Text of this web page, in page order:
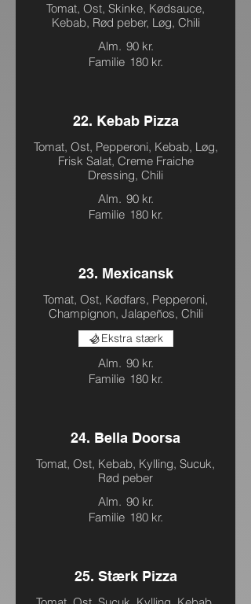
Tomat, Ost, Skinke, Kødsauce,
Kebab, Rød peber, Løg, Chili
Alm. 90 kr.
Familie 180 kr.
22. Kebab Pizza
Tomat, Ost, Pepperoni, Kebab, Løg,
Frisk Salat, Creme Fraiche
Dressing, Chili
Alm. 90 kr.
Familie 180 kr.
23. Mexicansk
Tomat, Ost, Kødfars, Pepperoni,
Champignon, Jalapeños, Chili
Alm. 90 kr.
Familie 180 kr.
Ekstra stærk
24. Bella Doorsa
Tomat, Ost, Kebab, Kylling, Sucuk,
Rød peber
Alm. 90 kr.
Familie 180 kr.
25. Stærk Pizza